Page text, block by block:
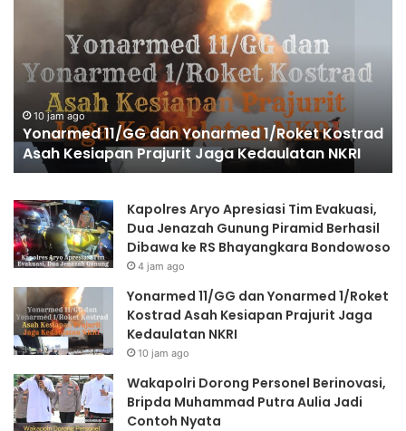
Berinovasi,
Muhammad
Aulia
Jadi
Contoh
Nyata
18 jam ago
Wakapolri Dorong Personel Berinovasi, Bripda
Muhammad Putra Aulia Jadi Contoh Nyata
Kapolres Aryo Apresiasi Tim Evakuasi,
Dua Jenazah Gunung Piramid Berhasil
Dibawa ke RS Bhayangkara Bondowoso
4 jam ago
Yonarmed 11/GG dan Yonarmed 1/Roket
Kostrad Asah Kesiapan Prajurit Jaga
Kedaulatan NKRI
10 jam ago
Wakapolri Dorong Personel Berinovasi,
Bripda Muhammad Putra Aulia Jadi
Contoh Nyata